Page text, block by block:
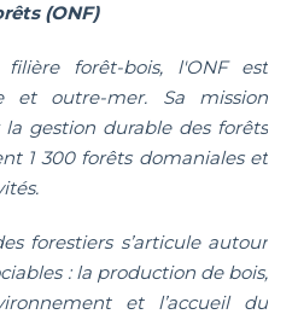
(ONF)
forêt-bois, l'ONF est
et outre-mer. Sa mission
la gestion durable des forêts
1 300 forêts domaniales et
forestiers s’articule autour
: la production de bois,
et l’accueil du